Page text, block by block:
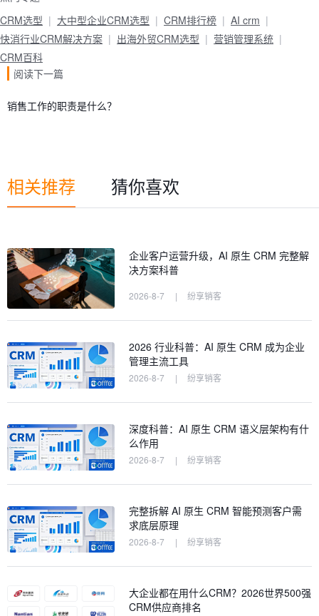
CRM选型
大中型企业CRM选型 CRM排行榜
AI crm
快消行业CRM解决方案
出海外贸CRM选型
营销管理系统
CRM百科
阅读下一篇
销售工作的职责是什么？
相关推荐 猜你喜欢
企业客户运营升级，AI 原生 CRM 完整解
决方案科普
2026-8-7 | 纷享销客
2026 行业科普：AI 原生 CRM 成为企业
管理主流工具
2026-8-7 | 纷享销客
深度科普：AI 原生 CRM 语义层架构有什
么作用
2026-8-7 | 纷享销客
完整拆解 AI 原生 CRM 智能预测客户需
求底层原理
2026-8-7 | 纷享销客
大企业都在用什么CRM？2026世界500强
CRM供应商排名